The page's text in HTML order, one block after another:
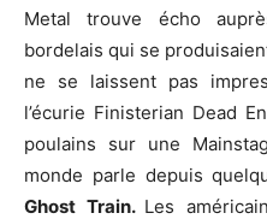
Metal trouve écho
bordelais qui se
ne se laissent pas
l’écurie Finisterian Dead
poulains sur une
monde parle depuis
Ghost Train. Les